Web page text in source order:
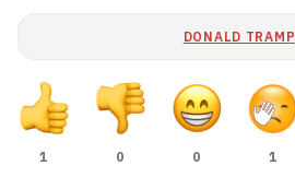
DONALD TRAMP
1 0 0 1